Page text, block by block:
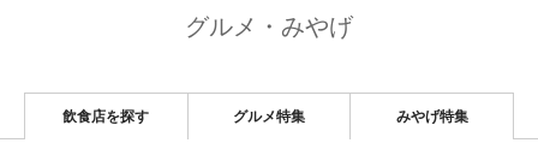
グルメ・みやげ
飲食店を探す グルメ特集 みやげ特集